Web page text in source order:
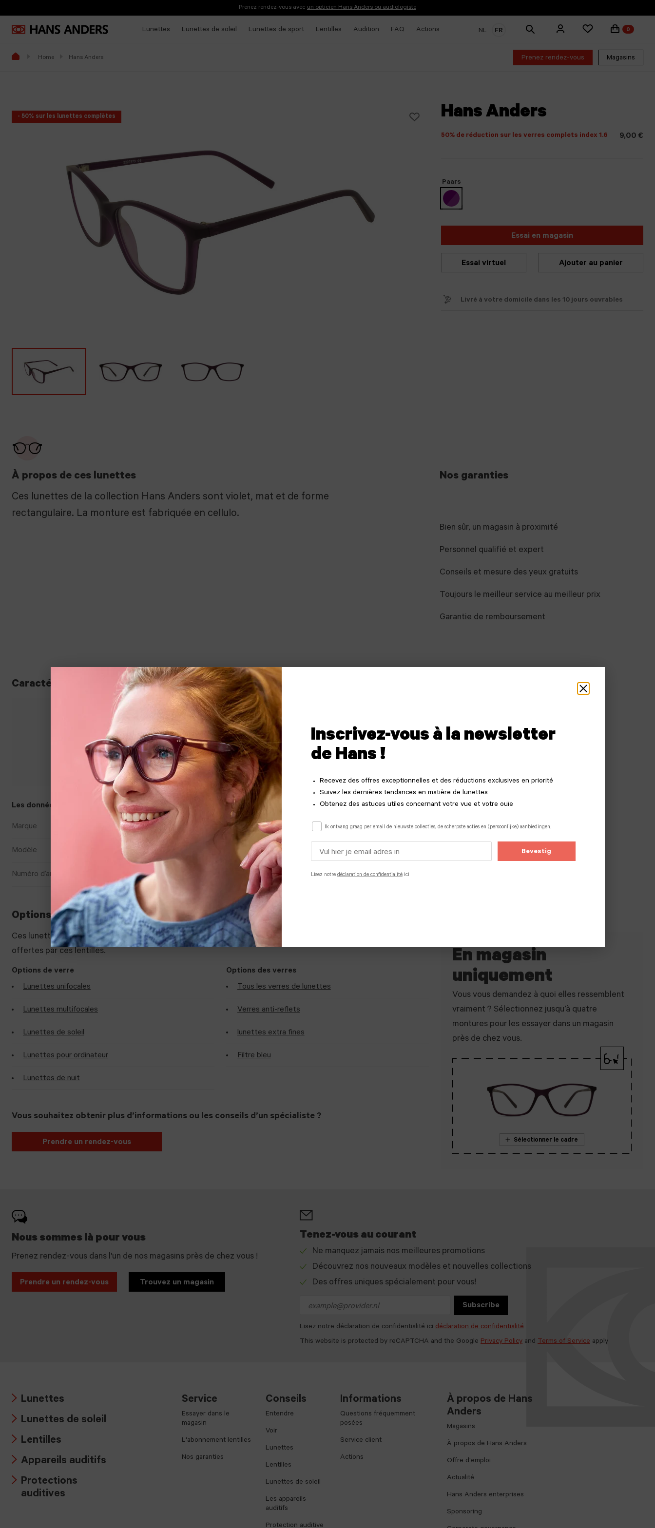
Prenez rendez-vous avec un opticien Hans Anders ou audiologiste
Lunettes Lunettes de soleil Lunettes de sport Lentilles Audition FAQ Actions NL FR
Rechercher
0
Home Hans Anders Prenez rendez-vous Magasins
- 50% sur les lunettes complètes Hans Anders
50% de réduction sur les verres complets index 1.6 9,00 €
Paars
sélectionné
Essai en magasin
Essai virtuel Ajouter au panier
Livré à votre domicile dans les 10 jours ouvrables
À propos de ces lunettes
Ces lunettes de la collection Hans Anders sont violet, mat et de forme
rectangulaire. La monture est fabriquée en cellulo.
Nos garanties
Bien sûr, un magasin à proximité
Personnel qualifié et expert
Conseils et mesure des yeux gratuits
Toujours le meilleur service au meilleur prix
Garantie de remboursement
Caractéristiques du produit
16 mm
55 mm
38 mm
Les données
Marque Hans Anders Couleur Paars
Modèle B002822 Rechthoekig
Numéro d’article 2227375 Matériau Acetate
Options d’adaptation
Ces lunettes peuvent être adaptées à vos préférences. Découvrez ci-dessous les options de personnalisation
offertes par ces lentilles.
Options de verre
Lunettes unifocales
Lunettes multifocales
Lunettes de soleil
Lunettes pour ordinateur
Lunettes de nuit
Options des verres
Tous les verres de lunettes
Verres anti-reflets
lunettes extra fines
Filtre bleu
Vous souhaitez obtenir plus d’informations ou les conseils d’un spécialiste ?
Prendre un rendez-vous
En magasin
uniquement
Vous vous demandez à quoi elles ressemblent
vraiment ? Sélectionnez jusqu’à quatre
montures pour les essayer dans un magasin
près de chez vous.
Sélectionner le cadre
Nous sommes là pour vous
Prenez rendez-vous dans l'un de nos magasins près de chez vous !
Prendre un rendez-vous Trouvez un magasin
Tenez-vous au courant
icon
Ne manquez jamais nos meilleures promotions
icon
Découvrez nos nouveaux modèles et nouvelles collections
Des offres uniques spécialement pour vous!
address
Subscribe
Lisez notre déclaration de confidentialité ici déclaration de confidentialité
This website is protected by reCAPTCHA and the Google Privacy Policy and Terms of Service apply
icon
Lunettes
icon
Lunettes de soleil
icon
Lentilles
icon
Appareils auditifs
Arrow
Protections
auditives
Service
Essayer dans le
magasin
L'abonnement lentilles
Nos garanties
Conseils
Entendre
Voir
Lunettes
Lentilles
Lunettes de soleil
Les appareils
auditifs
Protection auditive
Informations
Questions fréquemment
posées
Service client
Actions
À propos de Hans
Anders
Magasins
À propos de Hans Anders
Offre d'emploi
Actualité
Hans Anders enterprises
Sponsoring
Inscrivez-vous à la newsletter
de Hans !
Recevez des offres exceptionnelles et des réductions exclusives en priorité
Suivez les dernières tendances en matière de lunettes
Obtenez des astuces utiles concernant votre vue et votre ouïe
address
Ik ontvang graag per email de nieuwste collecties, de scherpste acties en (persoonlijke) aanbiedingen.
Bevestig
Lisez notre déclaration de confidentialitéici